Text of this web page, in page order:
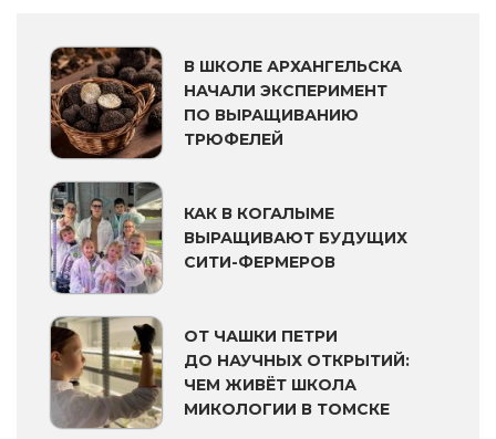
В ШКОЛЕ АРХАНГЕЛЬСКА
НАЧАЛИ ЭКСПЕРИМЕНТ
ПО ВЫРАЩИВАНИЮ
ТРЮФЕЛЕЙ
КАК В КОГАЛЫМЕ
ВЫРАЩИВАЮТ БУДУЩИХ
СИТИ-ФЕРМЕРОВ
ОТ ЧАШКИ ПЕТРИ
ДО НАУЧНЫХ ОТКРЫТИЙ:
ЧЕМ ЖИВЁТ ШКОЛА
МИКОЛОГИИ В ТОМСКЕ